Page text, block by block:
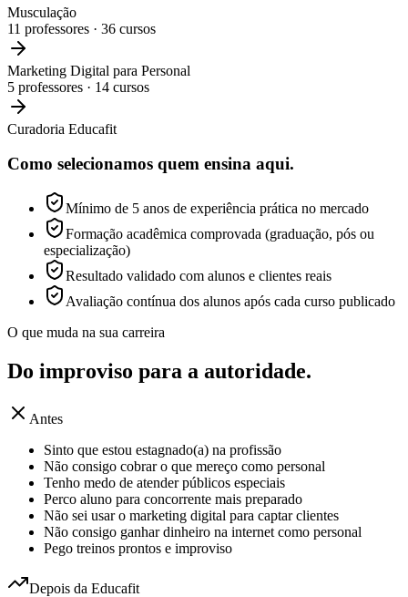
Musculação
11 professores · 36 cursos
Marketing Digital para Personal
5 professores · 14 cursos
Curadoria Educafit
Como selecionamos quem ensina aqui.
Mínimo de 5 anos de experiência prática no mercado
Formação acadêmica comprovada (graduação, pós ou
especialização)
Resultado validado com alunos e clientes reais
Avaliação contínua dos alunos após cada curso publicado
O que muda na sua carreira
Do improviso para a autoridade.
Antes
Sinto que estou estagnado(a) na profissão
Não consigo cobrar o que mereço como personal
Tenho medo de atender públicos especiais
Perco aluno para concorrente mais preparado
Não sei usar o marketing digital para captar clientes
Não consigo ganhar dinheiro na internet como personal
Pego treinos prontos e improviso
Depois da Educafit